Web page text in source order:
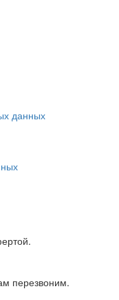
данных
перезвоним.